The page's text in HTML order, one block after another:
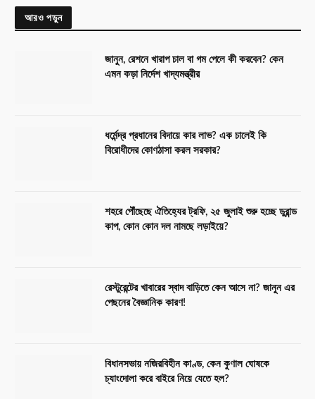
আরও পড়ুন
জানুন, রেশনে খারাপ চাল বা গম পেলে কী করবেন? কেন
এমন কড়া নির্দেশ খাদ্যমন্ত্রীর
ধর্মেন্দ্র প্রধানের বিদায়ে কার লাভ? এক চালেই কি
বিরোধীদের কোণঠাসা করল সরকার?
শহরে পৌঁছেছে ঐতিহ্যের ট্রফি, ২৫ জুলাই শুরু হচ্ছে ডুরান্ড
কাপ, কোন কোন দল নামছে লড়াইয়ে?
রেস্টুরেন্টের খাবারের স্বাদ বাড়িতে কেন আসে না? জানুন এর
পেছনের বৈজ্ঞানিক কারণ!
বিধানসভায় নজিরবিহীন কাণ্ড, কেন কুণাল ঘোষকে
চ্যাংদোলা করে বাইরে নিয়ে যেতে হল?